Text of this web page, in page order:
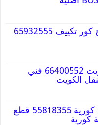
قص خرسانه وفتح كور تكييف 65932555
تظليل سيارة الكويت 66400552 فني
الكويت
قطع غيار سيارات كورية 55818355 قطع
كورية